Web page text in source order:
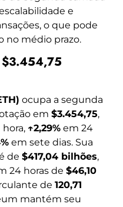
e
o que pode
no médio prazo.
$3.454,75
ocupa a segunda
em $3.454,75,
hora, ↑2,29% em 24
em sete dias. Sua
de $417,04 bilhões,
24 horas de $46,10
de 120,71
mantém seu